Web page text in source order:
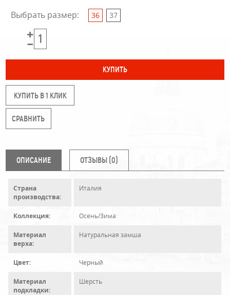
Выбрать размер: 36 37
КУПИТЬ В 1 КЛИК
ОПИСАНИЕ ОТЗЫВЫ (0)
Страна
производства:
Италия
Коллекция: Осень/Зима
Материал
верха:
Натуральная замша
Цвет: Черный
Материал
подкладки:
Шерсть